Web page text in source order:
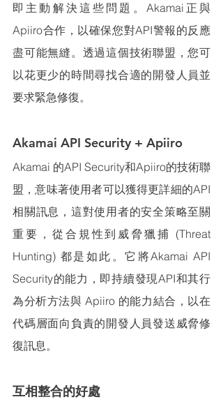
即主動解決這些問題。Akamai正與
Apiiro合作，以確保您對API警報的反應
盡可能無縫。 透過這個技術聯盟，您可
以花更少的時間尋找合適的開發人員並
要求緊急修復。
Akamai API Security + Apiiro
Akamai 的API Security和Apiiro的技術聯
盟，意味著使用者可以獲得更詳細的API
相關訊息，這對使用者的安全策略至關
重要，從合規性到威脅獵捕 (Threat
Hunting) 都是如此。它將Akamai API
Security的能力，即持續發現API和其行
為分析方法與 Apiiro 的能力結合，以在
代碼層面向負責的開發人員發送威脅修
復訊息。
互相整合的好處